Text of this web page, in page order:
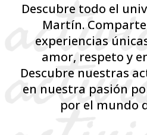
Descubre todo el
Martín.
experiencias
amor, respeto y
Descubre nuestras
en nuestra pasión
por el mundo